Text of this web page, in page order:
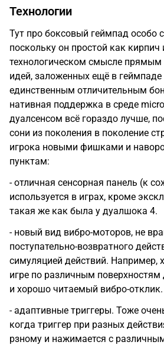
Технологии
Тут про боксовый геймпад особо
поскольку он простой как кирпич
технологическом смысле
идей, заложенных ещё в геймпаде
единственным отличительным
нативная поддержка в среде
дуалсенсом всё гораздо лучше,
сони из поколения в поколение
игрока новыми фишками и
пунктам:
- отличная сенсорная панель (к
используется в играх, кроме
такая же как была у дуалшока 4.
- новый вид вибро-моторов, не
поступательно-возвратного
симуляцией действий. Например,
игре по различным
и хорошо читаемый вибро-
- адаптивные триггеры. Тоже
когда триггер при разных
рзному и нажимается с